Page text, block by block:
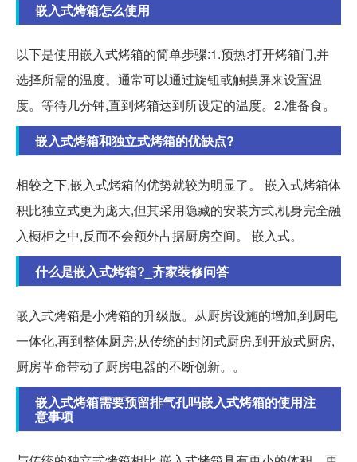
嵌入式烤箱怎么使用
以下是使用嵌入式烤箱的简单步骤:1.预热:打开烤箱门,并
选择所需的温度。通常可以通过旋钮或触摸屏来设置温
度。等待几分钟,直到烤箱达到所设定的温度。2.准备食。
嵌入式烤箱和独立式烤箱的优缺点?
相较之下,嵌入式烤箱的优势就较为明显了。 嵌入式烤箱体
积比独立式更为庞大,但其采用隐藏的安装方式,机身完全融
入橱柜之中,反而不会额外占据厨房空间。 嵌入式。
什么是嵌入式烤箱?_齐家装修问答
嵌入式烤箱是小烤箱的升级版。从厨房设施的增加,到厨电
一体化,再到整体厨房;从传统的封闭式厨房,到开放式厨房,
厨房革命带动了厨房电器的不断创新。。
嵌入式烤箱需要预留排气孔吗嵌入式烤箱的使用注
意事项